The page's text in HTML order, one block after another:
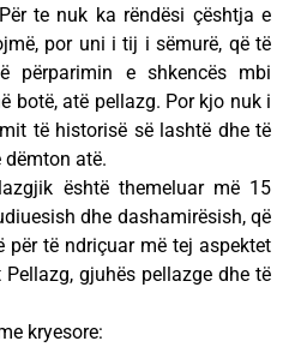
te nuk ka rëndësi çështja e
por uni i tij i sëmurë, që të
përparimin e shkencës mbi
botë, atë pellazg. Por kjo nuk i
të historisë së lashtë dhe të
dëmton atë.
është themeluar më 15
dhe dashamirësish, që
për të ndriçuar më tej aspektet
gjuhës pellazge dhe të
kryesore: